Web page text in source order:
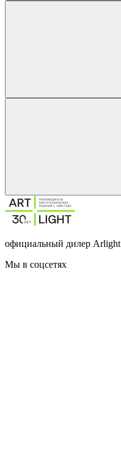
официальный дилер Arlight
Мы в соцсетях